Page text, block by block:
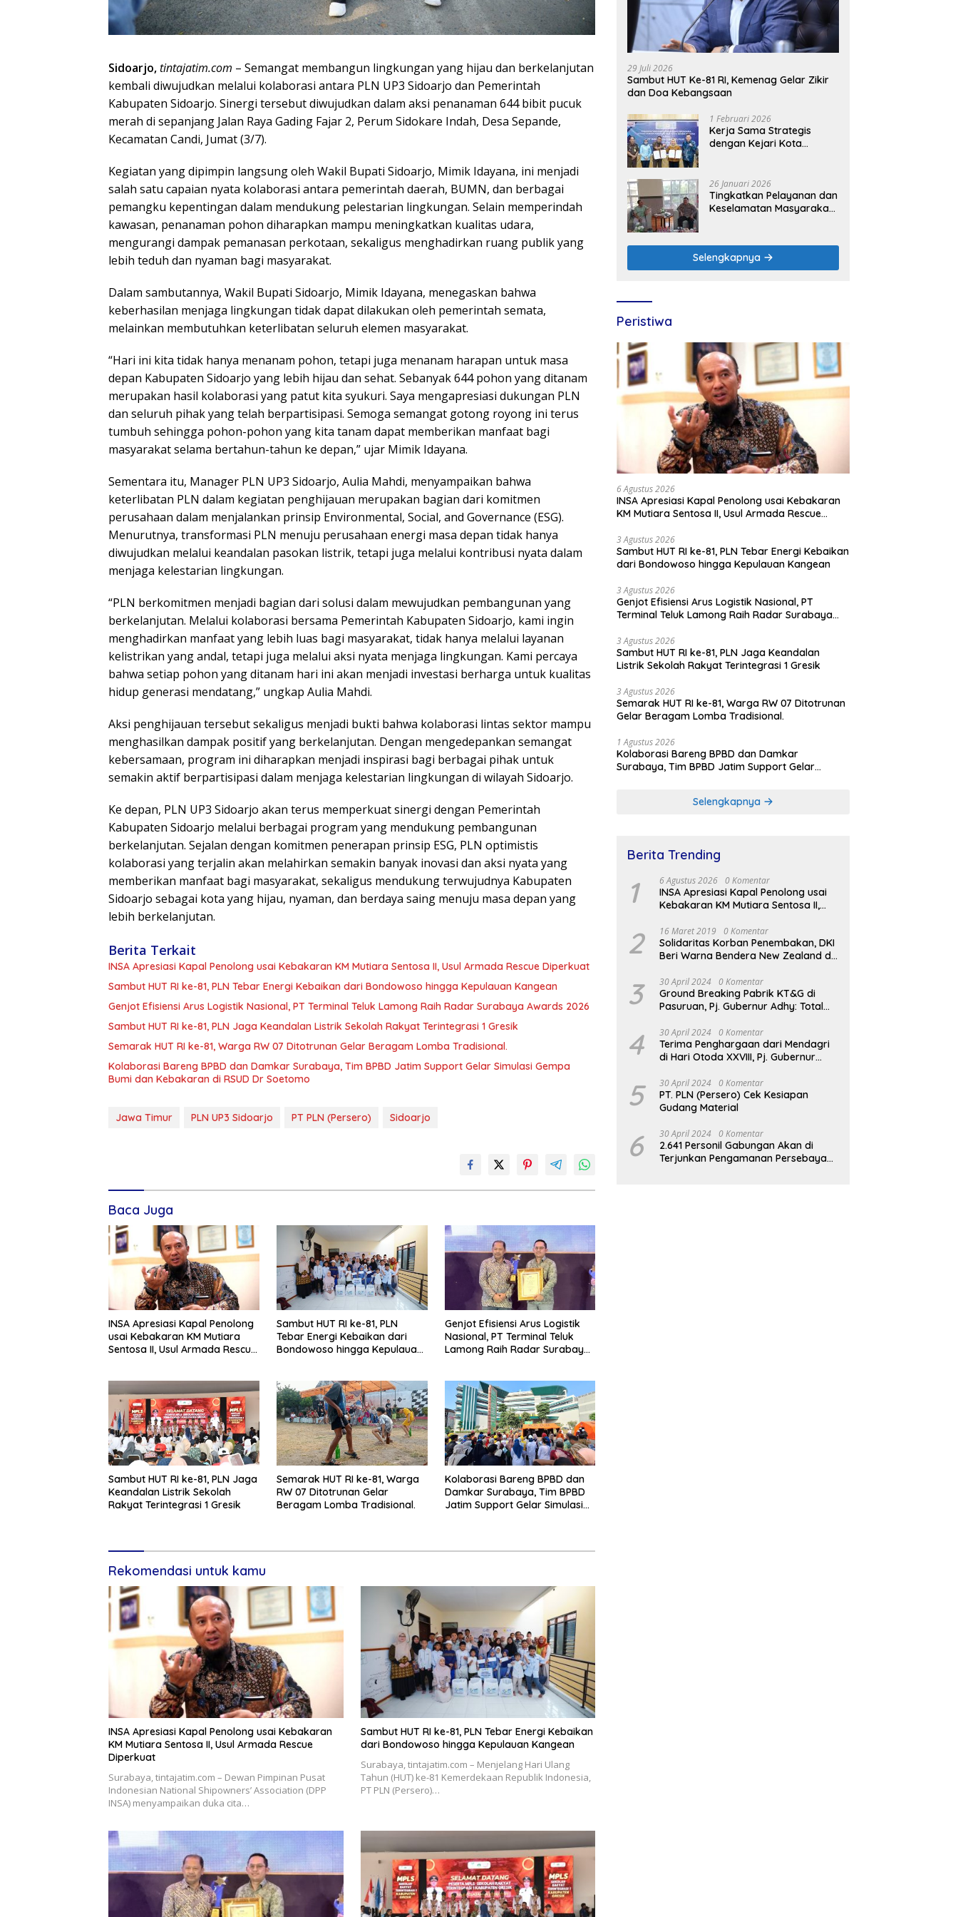
Sidoarjo,tintajatim.com – Semangat membangun lingkungan yang hijau dan berkelanjutan
kembali diwujudkan melalui kolaborasi antara PLN UP3 Sidoarjo dan Pemerintah
Kabupaten Sidoarjo. Sinergi tersebut diwujudkan dalam aksi penanaman 644 bibit pucuk
merah di sepanjang Jalan Raya Gading Fajar 2, Perum Sidokare Indah, Desa Sepande,
Kecamatan Candi, Jumat (3/7).
Kegiatan yang dipimpin langsung oleh Wakil Bupati Sidoarjo, Mimik Idayana, ini menjadi
salah satu capaian nyata kolaborasi antara pemerintah daerah, BUMN, dan berbagai
pemangku kepentingan dalam mendukung pelestarian lingkungan. Selain memperindah
kawasan, penanaman pohon diharapkan mampu meningkatkan kualitas udara,
mengurangi dampak pemanasan perkotaan, sekaligus menghadirkan ruang publik yang
lebih teduh dan nyaman bagi masyarakat.
Dalam sambutannya, Wakil Bupati Sidoarjo, Mimik Idayana, menegaskan bahwa
keberhasilan menjaga lingkungan tidak dapat dilakukan oleh pemerintah semata,
melainkan membutuhkan keterlibatan seluruh elemen masyarakat.
“Hari ini kita tidak hanya menanam pohon, tetapi juga menanam harapan untuk masa
depan Kabupaten Sidoarjo yang lebih hijau dan sehat. Sebanyak 644 pohon yang ditanam
merupakan hasil kolaborasi yang patut kita syukuri. Saya mengapresiasi dukungan PLN
dan seluruh pihak yang telah berpartisipasi. Semoga semangat gotong royong ini terus
tumbuh sehingga pohon-pohon yang kita tanam dapat memberikan manfaat bagi
masyarakat selama bertahun-tahun ke depan,” ujar Mimik Idayana.
Sementara itu, Manager PLN UP3 Sidoarjo, Aulia Mahdi, menyampaikan bahwa
keterlibatan PLN dalam kegiatan penghijauan merupakan bagian dari komitmen
perusahaan dalam menjalankan prinsip Environmental, Social, and Governance (ESG).
Menurutnya, transformasi PLN menuju perusahaan energi masa depan tidak hanya
diwujudkan melalui keandalan pasokan listrik, tetapi juga melalui kontribusi nyata dalam
menjaga kelestarian lingkungan.
“PLN berkomitmen menjadi bagian dari solusi dalam mewujudkan pembangunan yang
berkelanjutan. Melalui kolaborasi bersama Pemerintah Kabupaten Sidoarjo, kami ingin
menghadirkan manfaat yang lebih luas bagi masyarakat, tidak hanya melalui layanan
kelistrikan yang andal, tetapi juga melalui aksi nyata menjaga lingkungan. Kami percaya
bahwa setiap pohon yang ditanam hari ini akan menjadi investasi berharga untuk kualitas
hidup generasi mendatang,” ungkap Aulia Mahdi.
Aksi penghijauan tersebut sekaligus menjadi bukti bahwa kolaborasi lintas sektor mampu
menghasilkan dampak positif yang berkelanjutan. Dengan mengedepankan semangat
kebersamaan, program ini diharapkan menjadi inspirasi bagi berbagai pihak untuk
semakin aktif berpartisipasi dalam menjaga kelestarian lingkungan di wilayah Sidoarjo.
Ke depan, PLN UP3 Sidoarjo akan terus memperkuat sinergi dengan Pemerintah
Kabupaten Sidoarjo melalui berbagai program yang mendukung pembangunan
berkelanjutan. Sejalan dengan komitmen penerapan prinsip ESG, PLN optimistis
kolaborasi yang terjalin akan melahirkan semakin banyak inovasi dan aksi nyata yang
memberikan manfaat bagi masyarakat, sekaligus mendukung terwujudnya Kabupaten
Sidoarjo sebagai kota yang hijau, nyaman, dan berdaya saing menuju masa depan yang
lebih berkelanjutan.
Berita Terkait
INSA Apresiasi Kapal Penolong usai Kebakaran KM Mutiara Sentosa II, Usul Armada Rescue Diperkuat
Sambut HUT RI ke-81, PLN Tebar Energi Kebaikan dari Bondowoso hingga Kepulauan Kangean
Genjot Efisiensi Arus Logistik Nasional, PT Terminal Teluk Lamong Raih Radar Surabaya Awards 2026
Sambut HUT RI ke-81, PLN Jaga Keandalan Listrik Sekolah Rakyat Terintegrasi 1 Gresik
Semarak HUT RI ke-81, Warga RW 07 Ditotrunan Gelar Beragam Lomba Tradisional.
Kolaborasi Bareng BPBD dan Damkar Surabaya, Tim BPBD Jatim Support Gelar Simulasi Gempa
Bumi dan Kebakaran di RSUD Dr Soetomo
Jawa Timur PLN UP3 Sidoarjo PT PLN (Persero) Sidoarjo
Baca Juga
INSA Apresiasi Kapal Penolong
usai Kebakaran KM Mutiara
Sentosa II, Usul Armada Rescue
Sambut HUT RI ke-81, PLN
Tebar Energi Kebaikan dari
Bondowoso hingga Kepulauan
Genjot Efisiensi Arus Logistik
Nasional, PT Terminal Teluk
Lamong Raih Radar Surabaya
Sambut HUT RI ke-81, PLN Jaga
Keandalan Listrik Sekolah
Rakyat Terintegrasi 1 Gresik
Semarak HUT RI ke-81, Warga
RW 07 Ditotrunan Gelar
Beragam Lomba Tradisional.
Kolaborasi Bareng BPBD dan
Damkar Surabaya, Tim BPBD
Jatim Support Gelar Simulasi
Rekomendasi untuk kamu
INSA Apresiasi Kapal Penolong usai Kebakaran
KM Mutiara Sentosa II, Usul Armada Rescue
Diperkuat
Surabaya, tintajatim.com – Dewan Pimpinan Pusat
Indonesian National Shipowners’ Association (DPP
INSA) menyampaikan duka cita…
Sambut HUT RI ke-81, PLN Tebar Energi Kebaikan
dari Bondowoso hingga Kepulauan Kangean
Surabaya, tintajatim.com – Menjelang Hari Ulang
Tahun (HUT) ke-81 Kemerdekaan Republik Indonesia,
PT PLN (Persero)…
29 Juli 2026
Sambut HUT Ke-81 RI, Kemenag Gelar Zikir
dan Doa Kebangsaan
1 Februari 2026
Kerja Sama Strategis
dengan Kejari Kota
Green Enabler di Jawa
Timur
26 Januari 2026
Tingkatkan Pelayanan dan
Keselamatan Masyarakat,
Polres Nganjuk
Selengkapnya
Peristiwa
6 Agustus 2026
INSA Apresiasi Kapal Penolong usai Kebakaran
KM Mutiara Sentosa II, Usul Armada Rescue
3 Agustus 2026
Sambut HUT RI ke-81, PLN Tebar Energi Kebaikan
dari Bondowoso hingga Kepulauan Kangean
3 Agustus 2026
Genjot Efisiensi Arus Logistik Nasional, PT
Terminal Teluk Lamong Raih Radar Surabaya
3 Agustus 2026
Sambut HUT RI ke-81, PLN Jaga Keandalan
Listrik Sekolah Rakyat Terintegrasi 1 Gresik
3 Agustus 2026
Semarak HUT RI ke-81, Warga RW 07 Ditotrunan
Gelar Beragam Lomba Tradisional.
1 Agustus 2026
Kolaborasi Bareng BPBD dan Damkar
Surabaya, Tim BPBD Jatim Support Gelar
Selengkapnya
Berita Trending
1 6 Agustus 2026 0 Komentar
INSA Apresiasi Kapal Penolong usai
Kebakaran KM Mutiara Sentosa II,
2 16 Maret 2019 0 Komentar
Solidaritas Korban Penembakan, DKI
Beri Warna Bendera New Zealand di
3 30 April 2024 0 Komentar
Ground Breaking Pabrik KT&G di
Pasuruan, Pj. Gubernur Adhy: Total
Serap Ribuan Tenaga Kerja
4 30 April 2024 0 Komentar
Terima Penghargaan dari Mendagri
di Hari Otoda XXVIII, Pj. Gubernur
Reformasi Birokrasi Jadi Kunci
Keberhasilan Jatim
5 30 April 2024 0 Komentar
PT. PLN (Persero) Cek Kesiapan
Gudang Material
6 30 April 2024 0 Komentar
2.641 Personil Gabungan Akan di
Terjunkan Pengamanan Persebaya